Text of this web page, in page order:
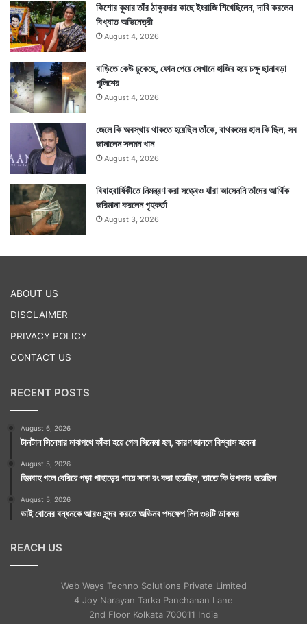
আরেকটা হল বারবেলা, কালবেলা ও কালরাত্রি। এই সময় যেকোনও
শুভকাজ নিষ্ফলই হয়ে থাকে। সুতরাং আনুমানিক সময় ধরে কাজ
করলে ভাল ফল আশা করা যেতে পারে।
আজকের সময়সূচী :
অমৃতযোগ : সকাল ১১টা ৫৯ মিনিট থেকে ২টো ৩৭ মিনিটের
মধ্যে। পুনরায় রাত্রি ৮টা ১৭ মিনিটের মধ্যে। পুনরায় রাত্রি ১২টা
৩৮ মিনিট থেকে ২টো ৪৯ মিনিটের মধ্যে। পুনরায় ৩টে ৩২ মিনিট
থেকে সূর্যোদয় পর্যন্ত।
মাহেন্দ্রযোগ : সকাল ৫টা ৫১ মিনিট থেকে ৬টা ৪৪ মিনিটের মধ্যে।
পুনরায় ৯টা ২২ মিনিট থেকে ১০টা ১৪ মিনিটের মধ্যে।
বারবেলা : সকাল ৮টা ১৬ মিনিট থেকে ১১টা ৩৩ মিনিটের মধ্যে।
কালরাত্রি : রাত্রি ৮টা ৫০ মিনিট থেকে ১০টা ১২ মিনিটের মধ্যে।
বছরের জন্য। প্রতিকারগুলি আমার মনগড়া কোনও কথা নয়।
কিশোর কুমার তাঁর ঠাকুরদার কাছে ইংরাজি শিখেছিলেন, দাবি করলেন
বিখ্যাত অভিনেত্রী
August 4, 2026
বাড়িতে কেউ ঢুকেছে, ফোন পেয়ে সেখানে হাজির হয়ে চক্ষু ছানাবড়া
পুলিশের
August 4, 2026
জেলে কি অবস্থায় থাকতে হয়েছিল তাঁকে, বাথরুমের হাল কি ছিল, সব
জানালেন সলমন খান
August 4, 2026
বিবাহবার্ষিকীতে নিমন্ত্রণ করা সত্ত্বেও যাঁরা আসেননি তাঁদের আর্থিক
জরিমানা করলেন গৃহকর্তা
August 3, 2026
ABOUT US
DISCLAIMER
PRIVACY POLICY
CONTACT US
RECENT POSTS
August 6, 2026
টানটান সিনেমার মাঝপথে ফাঁকা হয়ে গেল সিনেমা হল, কারণ জানলে বিশ্বাস হবেনা
August 5, 2026
হিমবাহ গলে বেরিয়ে পড়া পাহাড়ের গায়ে সাদা রং করা হয়েছিল, তাতে কি উপকার হয়েছিল
August 5, 2026
ভাই বোনের বন্ধনকে আরও সুন্দর করতে অভিনব পদক্ষেপ নিল ৩৪টি ডাকঘর
REACH US
Web Ways Techno Solutions Private Limited
4 Joy Narayan Tarka Panchanan Lane
2nd Floor Kolkata 700011 India